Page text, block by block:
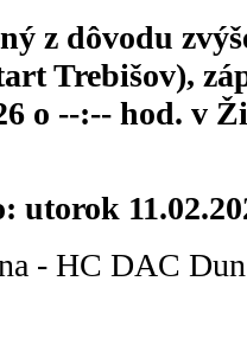
z dôvodu
Trebišov),
o --:-- hod. v
utorok
- HC DAC